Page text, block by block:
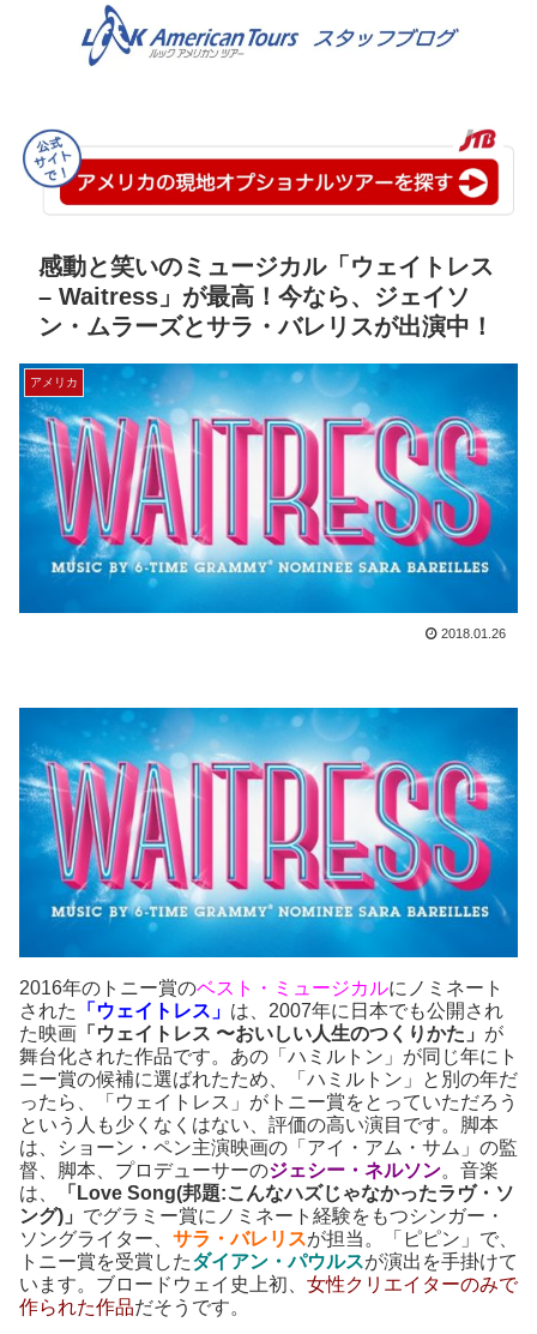
感動と笑いのミュージカル「ウェイトレス
– Waitress」が最高！今なら、ジェイソ
ン・ムラーズとサラ・バレリスが出演中！
アメリカ
2018.01.26
2016年のトニー賞のベスト・ミュージカルにノミネート
された
「ウェイトレス」 は、2007年に日本でも公開され
た映画 「ウェイトレス 〜おいしい人生のつくりかた」 が
舞台化された作品です。あの「ハミルトン」が同じ年にト
ニー賞の候補に選ばれたため、「ハミルトン」と別の年だ
ったら、「ウェイトレス」がトニー賞をとっていただろう
という人も少くなくはない、評価の高い演目です。脚本
は、ショーン・ペン主演映画の「アイ・アム・サム」の監
督、脚本、プロデューサーのジェシー・ネルソン。音楽
は、
「Love Song(邦題:こんなハズじゃなかったラヴ・ソ
ング)」 でグラミー賞にノミネート経験をもつシンガー・
ソングライター、 サラ・バレリスが担当。「ピピン」で、
トニー賞を受賞したダイアン・パウルスが演出を手掛けて
います。ブロードウェイ史上初、 女性クリエイターのみで
作られた作品だそうです。